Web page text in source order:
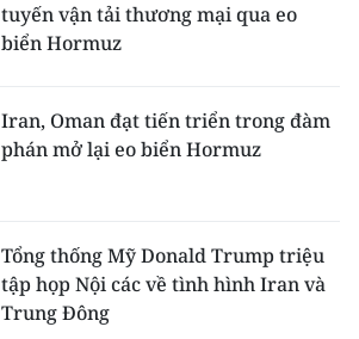
tuyến vận tải thương mại qua eo
biển Hormuz
Iran, Oman đạt tiến triển trong đàm
phán mở lại eo biển Hormuz
Tổng thống Mỹ Donald Trump triệu
tập họp Nội các về tình hình Iran và
Trung Đông